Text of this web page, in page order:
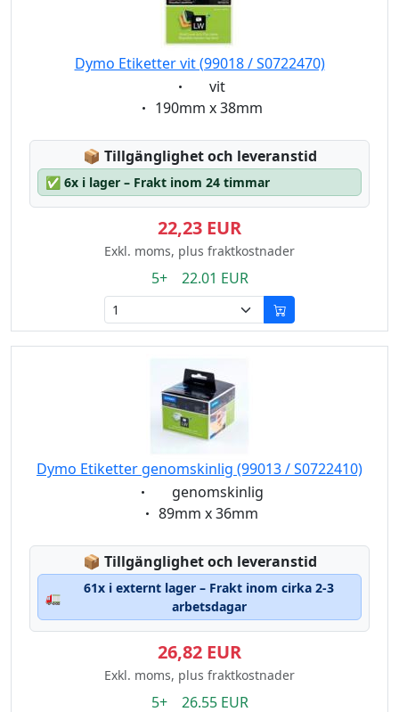
Dymo Etiketter vit (99018 / S0722470)
Eigenschaft:
vit
Eigenschaft:
190mm x 38mm
📦 Lagerstatus:
Tillgänglighet och leveranstid
✅ 6x i lager – Frakt inom 24 timmar
22,23 EUR
Exkl. moms, plus fraktkostnader
5+ 22.01 EUR
Dymo Etiketter genomskinlig (99013 / S0722410)
Eigenschaft:
genomskinlig
Eigenschaft:
89mm x 36mm
📦 Lagerstatus:
Tillgänglighet och leveranstid
🚛
61x i externt lager – Frakt inom cirka 2-3
arbetsdagar
26,82 EUR
Exkl. moms, plus fraktkostnader
5+ 26.55 EUR